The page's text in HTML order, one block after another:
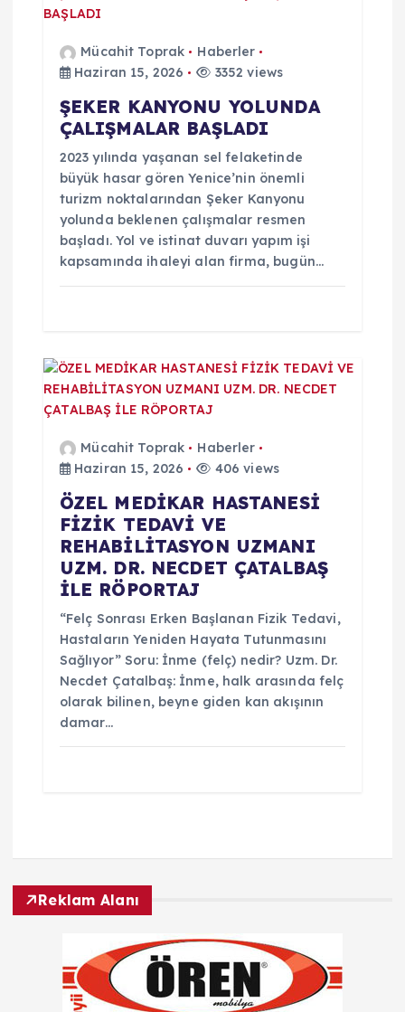
z
m
Mücahit Toprak
Haberler
Haziran 15, 2026
3352 views
ŞEKER KANYONU YOLUNDA
ÇALIŞMALAR BAŞLADI
2023 yılında yaşanan sel felaketinde
büyük hasar gören Yenice’nin önemli
turizm noktalarından Şeker Kanyonu
yolunda beklenen çalışmalar resmen
başladı. Yol ve istinat duvarı yapım işi
kapsamında ihaleyi alan firma, bugün…
Mücahit Toprak
Haberler
Haziran 15, 2026
406 views
ÖZEL MEDİKAR HASTANESİ
FİZİK TEDAVİ VE
REHABİLİTASYON UZMANI
UZM. DR. NECDET ÇATALBAŞ
İLE RÖPORTAJ
“Felç Sonrası Erken Başlanan Fizik Tedavi,
Hastaların Yeniden Hayata Tutunmasını
Sağlıyor” Soru: İnme (felç) nedir? Uzm. Dr.
Necdet Çatalbaş: İnme, halk arasında felç
olarak bilinen, beyne giden kan akışının
damar…
Reklam Alanı